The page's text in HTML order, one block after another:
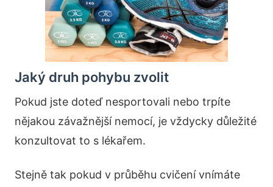
Jaký druh pohybu zvolit
Pokud jste doteď nesportovali nebo trpíte
nějakou závažnější nemocí, je vždycky důležité
konzultovat to s lékařem.
Stejně tak pokud v průběhu cvičení vnímáte